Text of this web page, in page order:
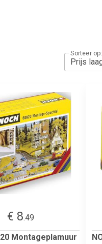
Sorteer op:
€ 8.49
Montageplamuur